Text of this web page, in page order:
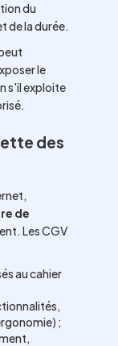
du
de la durée.
le
s'il exploite
des
de
Les CGV
au cahier
;